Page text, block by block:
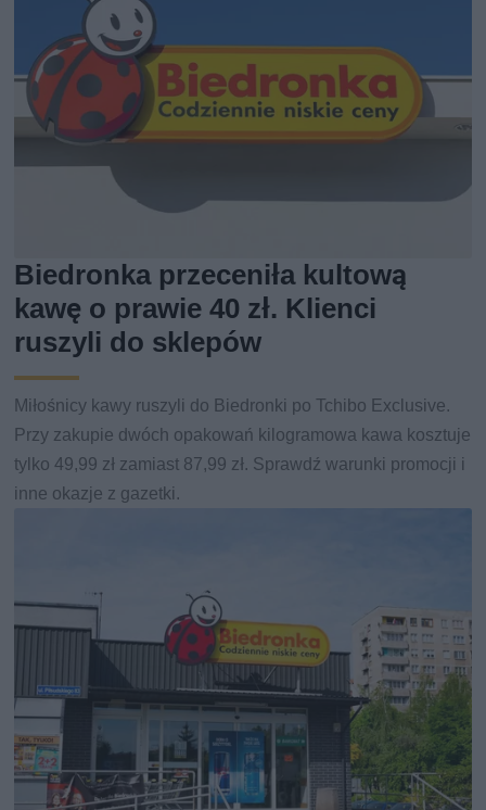
Biedronka przeceniła kultową
kawę o prawie 40 zł. Klienci
ruszyli do sklepów
Miłośnicy kawy ruszyli do Biedronki po Tchibo Exclusive.
Przy zakupie dwóch opakowań kilogramowa kawa kosztuje
tylko 49,99 zł zamiast 87,99 zł. Sprawdź warunki promocji i
inne okazje z gazetki.